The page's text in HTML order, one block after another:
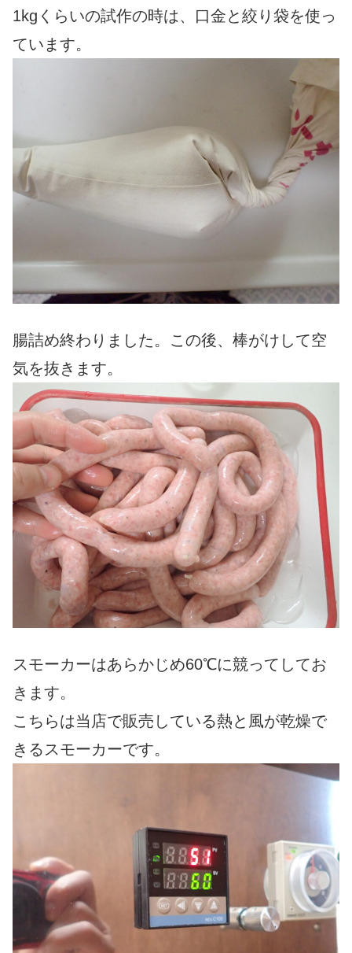
1kgくらいの試作の時は、口金と絞り袋を使っ
ています。
腸詰め終わりました。この後、棒がけして空
気を抜きます。
スモーカーはあらかじめ60℃に競ってしてお
きます。
こちらは当店で販売している熱と風が乾燥で
きるスモーカーです。